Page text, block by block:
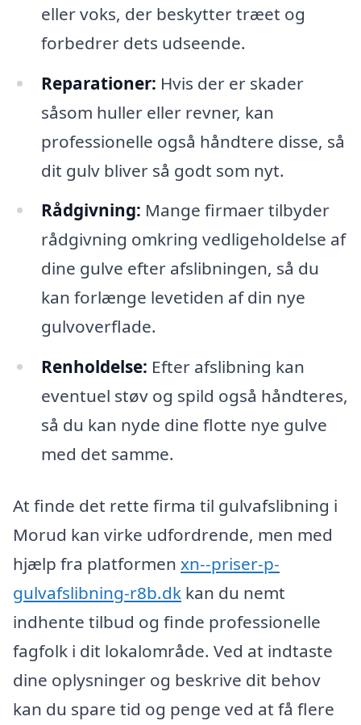
eller voks, der beskytter træet og
forbedrer dets udseende.
Reparationer: Hvis der er skader
såsom huller eller revner, kan
professionelle også håndtere disse, så
dit gulv bliver så godt som nyt.
Rådgivning: Mange firmaer tilbyder
rådgivning omkring vedligeholdelse af
dine gulve efter afslibningen, så du
kan forlænge levetiden af din nye
gulvoverflade.
Renholdelse: Efter afslibning kan
eventuel støv og spild også håndteres,
så du kan nyde dine flotte nye gulve
med det samme.
At finde det rette firma til gulvafslibning i
Morud kan virke udfordrende, men med
hjælp fra platformen xn--priser-p-
gulvafslibning-r8b.dk kan du nemt
indhente tilbud og finde professionelle
fagfolk i dit lokalområde. Ved at indtaste
dine oplysninger og beskrive dit behov
kan du spare tid og penge ved at få flere